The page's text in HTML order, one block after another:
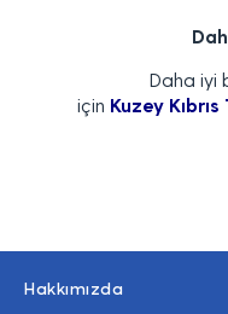
Daha iyi
için Kuzey
Hakkımızda